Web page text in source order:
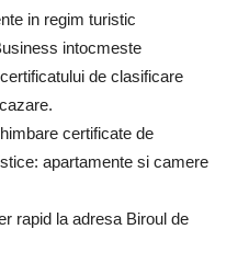
in regim turistic
intocmeste
de clasificare
certificate de
apartamente si camere
rapid la adresa Biroul de